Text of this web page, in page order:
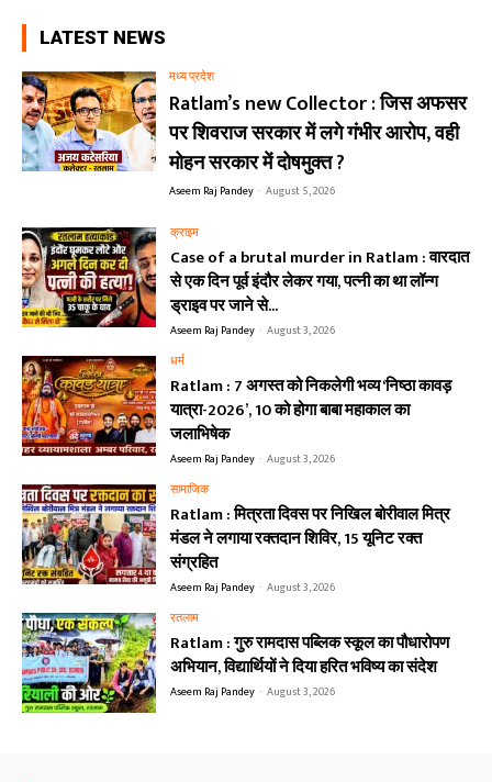
LATEST NEWS
मध्य प्रदेश
Ratlam’s new Collector : जिस अफसर
पर शिवराज सरकार में लगे गंभीर आरोप, वही
मोहन सरकार में दोषमुक्त ?
Aseem Raj Pandey - August 5, 2026
क्राइम
Case of a brutal murder in Ratlam : वारदात
से एक दिन पूर्व इंदौर लेकर गया, पत्नी का था लॉन्ग
ड्राइव पर जाने से...
Aseem Raj Pandey - August 3, 2026
धर्म
Ratlam : 7 अगस्त को निकलेगी भव्य ‘निष्ठा कावड़
यात्रा-2026’, 10 को होगा बाबा महाकाल का
जलाभिषेक
Aseem Raj Pandey - August 3, 2026
सामाजिक
Ratlam : मित्रता दिवस पर निखिल बोरीवाल मित्र
मंडल ने लगाया रक्तदान शिविर, 15 यूनिट रक्त
संग्रहित
Aseem Raj Pandey - August 3, 2026
रतलाम
Ratlam : गुरु रामदास पब्लिक स्कूल का पौधारोपण
अभियान, विद्यार्थियों ने दिया हरित भविष्य का संदेश
Aseem Raj Pandey - August 3, 2026